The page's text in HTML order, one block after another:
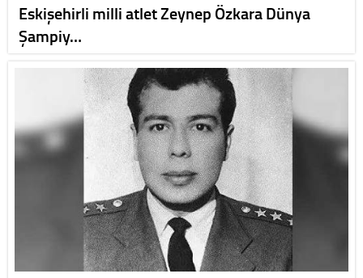
Eskişehirli milli atlet Zeynep Özkara Dünya
Şampiy…